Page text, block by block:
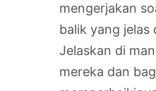
mengerjakan
balik yang jelas
Jelaskan di
mereka dan